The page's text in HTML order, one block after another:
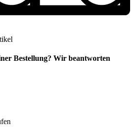
Bestellung? Wir beantworten